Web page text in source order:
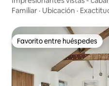
Familiar · Ubicación ·
Favorito entre huéspedes
Favorito entre huéspedes